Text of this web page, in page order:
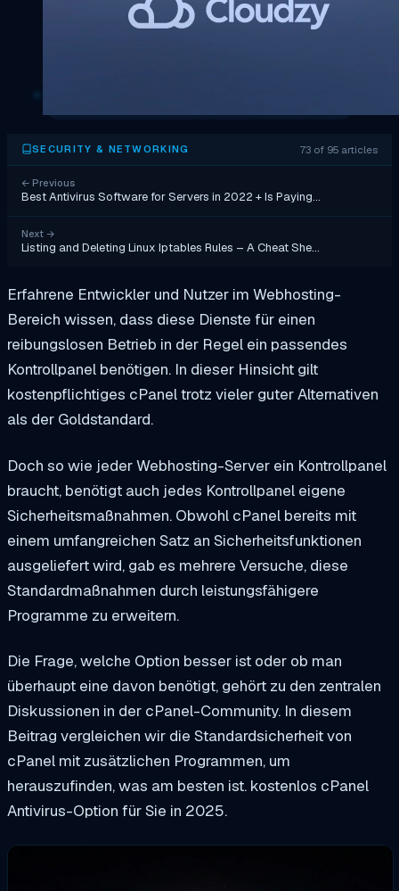
SECURITY & NETWORKING 73 of 95 articles
← Previous
Best Antivirus Software for Servers in 2022 + Is Paying…
Next →
Listing and Deleting Linux Iptables Rules – A Cheat She…
Erfahrene Entwickler und Nutzer im Webhosting-
Bereich wissen, dass diese Dienste für einen
reibungslosen Betrieb in der Regel ein passendes
Kontrollpanel benötigen. In dieser Hinsicht gilt
kostenpflichtiges cPanel trotz vieler guter Alternativen
als der Goldstandard.
Doch so wie jeder Webhosting-Server ein Kontrollpanel
braucht, benötigt auch jedes Kontrollpanel eigene
Sicherheitsmaßnahmen. Obwohl cPanel bereits mit
einem umfangreichen Satz an Sicherheitsfunktionen
ausgeliefert wird, gab es mehrere Versuche, diese
Standardmaßnahmen durch leistungsfähigere
Programme zu erweitern.
Die Frage, welche Option besser ist oder ob man
überhaupt eine davon benötigt, gehört zu den zentralen
Diskussionen in der cPanel-Community. In diesem
Beitrag vergleichen wir die Standardsicherheit von
cPanel mit zusätzlichen Programmen, um
herauszufinden, was am besten ist. kostenlos cPanel
Antivirus-Option für Sie in 2025.